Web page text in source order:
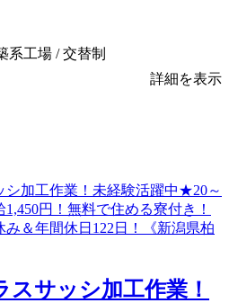
系工場 / 交替制
詳細を表示
サッシ加工作業！